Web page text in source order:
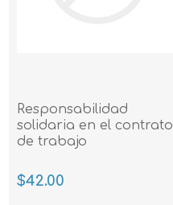
Responsabilidad
solidaria en el contrato
de trabajo
$42.00